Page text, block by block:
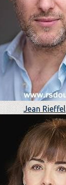
Jean Rieffel